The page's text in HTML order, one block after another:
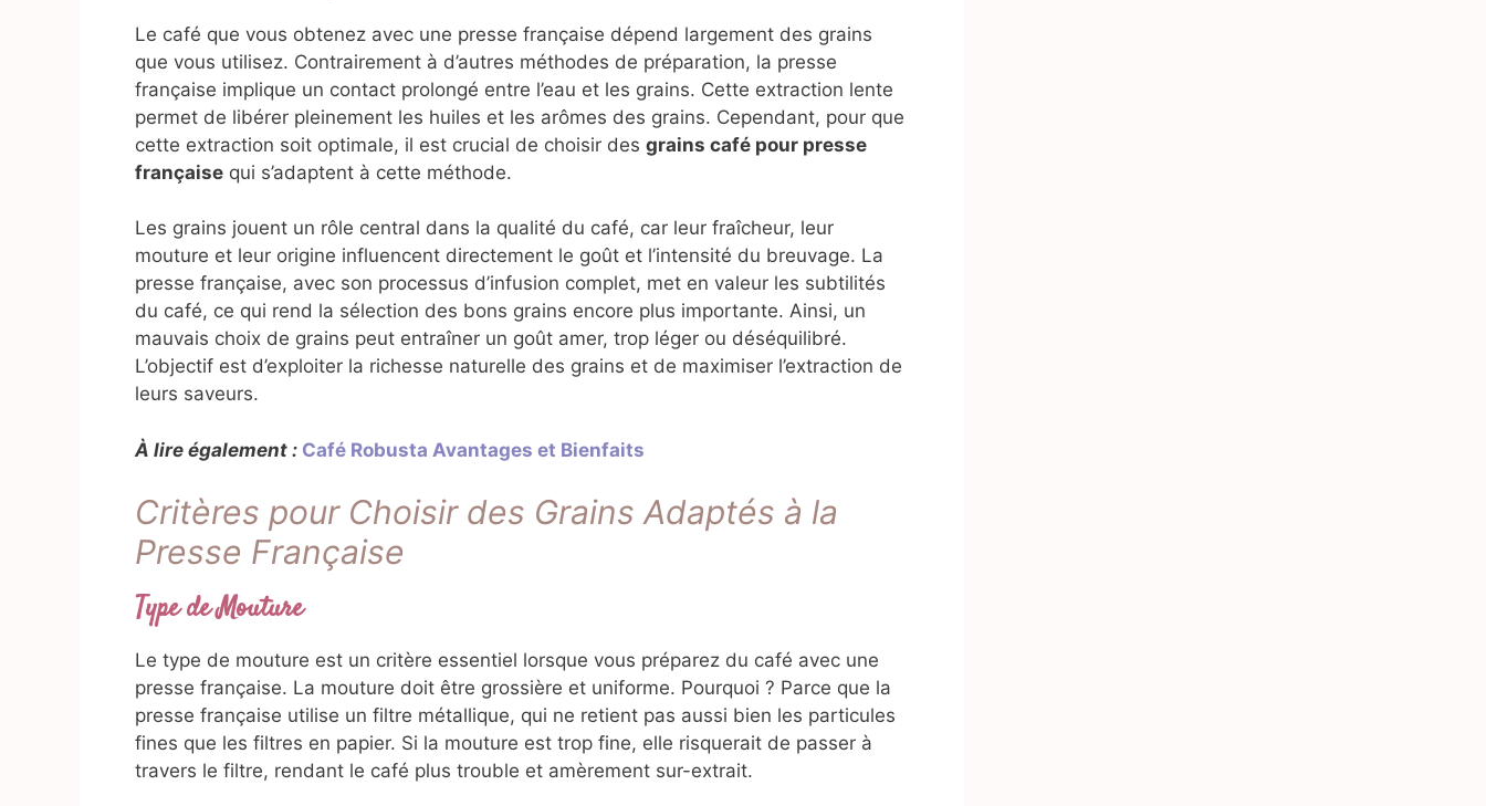
Le café que vous obtenez avec une presse française dépend largement des grains
que vous utilisez. Contrairement à d’autres méthodes de préparation, la presse
française implique un contact prolongé entre l’eau et les grains. Cette extraction lente
permet de libérer pleinement les huiles et les arômes des grains. Cependant, pour que
cette extraction soit optimale, il est crucial de choisir des grains café pour presse
française qui s’adaptent à cette méthode.
Les grains jouent un rôle central dans la qualité du café, car leur fraîcheur, leur
mouture et leur origine influencent directement le goût et l’intensité du breuvage. La
presse française, avec son processus d’infusion complet, met en valeur les subtilités
du café, ce qui rend la sélection des bons grains encore plus importante. Ainsi, un
mauvais choix de grains peut entraîner un goût amer, trop léger ou déséquilibré.
L’objectif est d’exploiter la richesse naturelle des grains et de maximiser l’extraction de
leurs saveurs.
À lire également : Café Robusta Avantages et Bienfaits
Critères pour Choisir des Grains Adaptés à la
Presse Française
Type de Mouture
Le type de mouture est un critère essentiel lorsque vous préparez du café avec une
presse française. La mouture doit être grossière et uniforme. Pourquoi ? Parce que la
presse française utilise un filtre métallique, qui ne retient pas aussi bien les particules
fines que les filtres en papier. Si la mouture est trop fine, elle risquerait de passer à
travers le filtre, rendant le café plus trouble et amèrement sur-extrait.